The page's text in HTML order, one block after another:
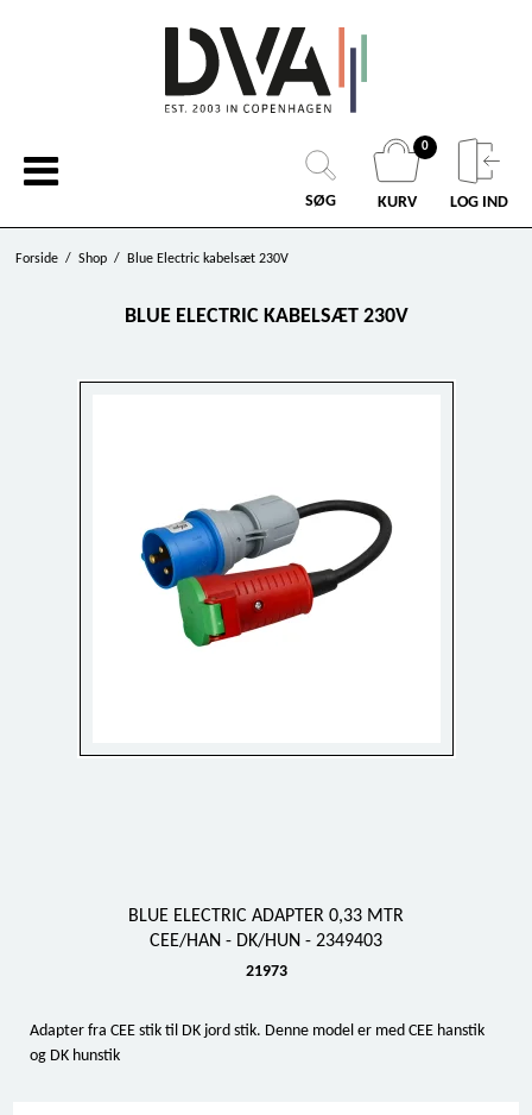
SØG
0
KURV LOG IND
Forside / Shop / Blue Electric kabelsæt 230V
BLUE ELECTRIC KABELSÆT 230V
BLUE ELECTRIC ADAPTER 0,33 MTR
CEE/HAN - DK/HUN - 2349403
21973
Adapter fra CEE stik til DK jord stik. Denne model er med CEE hanstik
og DK hunstik